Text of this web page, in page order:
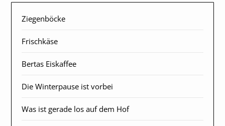
Ziegenböcke
Frischkäse
Bertas Eiskaffee
Die Winterpause ist vorbei
Was ist gerade los auf dem Hof